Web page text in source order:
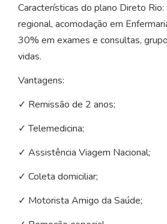
Características do plano Direto Rio:
regional, acomodação em
30% em exames e consultas,
vidas.
Vantagens:
✓ Remissão de 2 anos;
✓ Telemedicina;
✓ Assistência Viagem Nacional;
✓ Coleta domiciliar;
✓ Motorista Amigo da Saúde;